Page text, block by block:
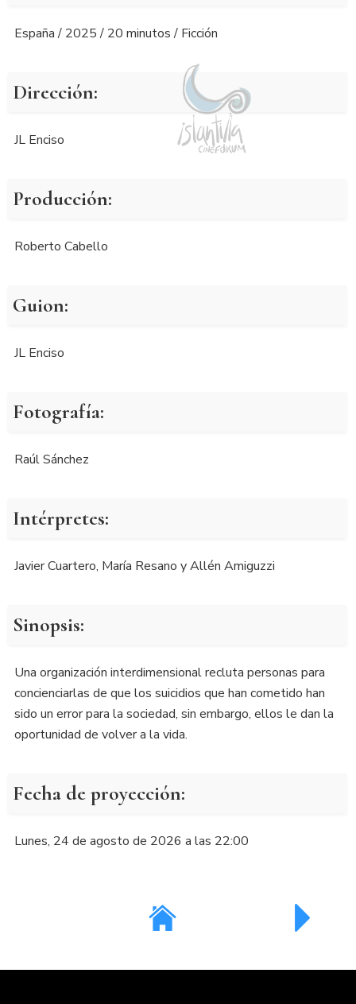
España / 2025 / 20 minutos / Ficción
Dirección:
JL Enciso
Producción:
Roberto Cabello
Guion:
JL Enciso
Fotografía:
Raúl Sánchez
Intérpretes:
Javier Cuartero, María Resano y Allén Amiguzzi
Sinopsis:
Una organización interdimensional recluta personas para
concienciarlas de que los suicidios que han cometido han
sido un error para la sociedad, sin embargo, ellos le dan la
oportunidad de volver a la vida.
Fecha de proyección:
Lunes, 24 de agosto de 2026 a las 22:00